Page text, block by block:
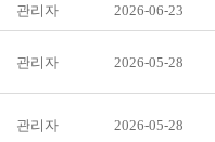
관리자 2026-06-23
관리자 2026-05-28
관리자 2026-05-28